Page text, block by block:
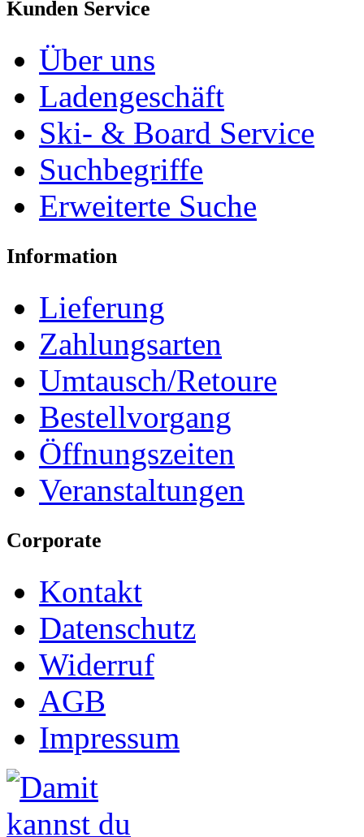
Kunden Service
Über uns
Ladengeschäft
Ski- & Board Service
Suchbegriffe
Erweiterte Suche
Information
Lieferung
Zahlungsarten
Umtausch/Retoure
Bestellvorgang
Öffnungszeiten
Veranstaltungen
Corporate
Kontakt
Datenschutz
Widerruf
AGB
Impressum